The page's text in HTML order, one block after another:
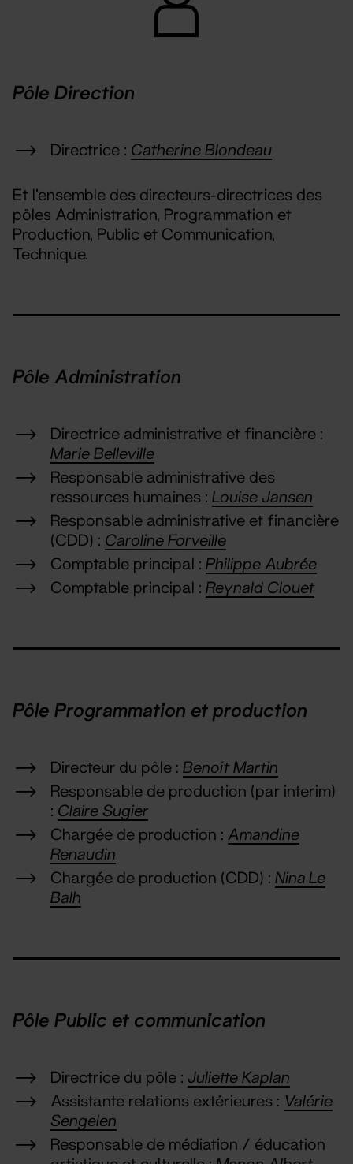
Pôle Direction
Directrice : Catherine Blondeau
Et l'ensemble des directeurs-directrices des
pôles Administration, Programmation et
Production, Public et Communication,
Technique.
Pôle Administration
Directrice administrative et financière :
Marie Belleville
Responsable administrative des
ressources humaines : Louise Jansen
Responsable administrative et financière
(CDD) : Caroline Forveille
Comptable principal : Philippe Aubrée
Comptable principal : Reynald Clouet
Pôle Programmation et production
Directeur du pôle : Benoit Martin
Responsable de production (par interim)
: Claire Sugier
Chargée de production : Amandine
Renaudin
Chargée de production (CDD) : Nina Le
Balh
Pôle Public et communication
Directrice du pôle : Juliette Kaplan
Assistante relations extérieures : Valérie
Sengelen
Responsable de médiation / éducation